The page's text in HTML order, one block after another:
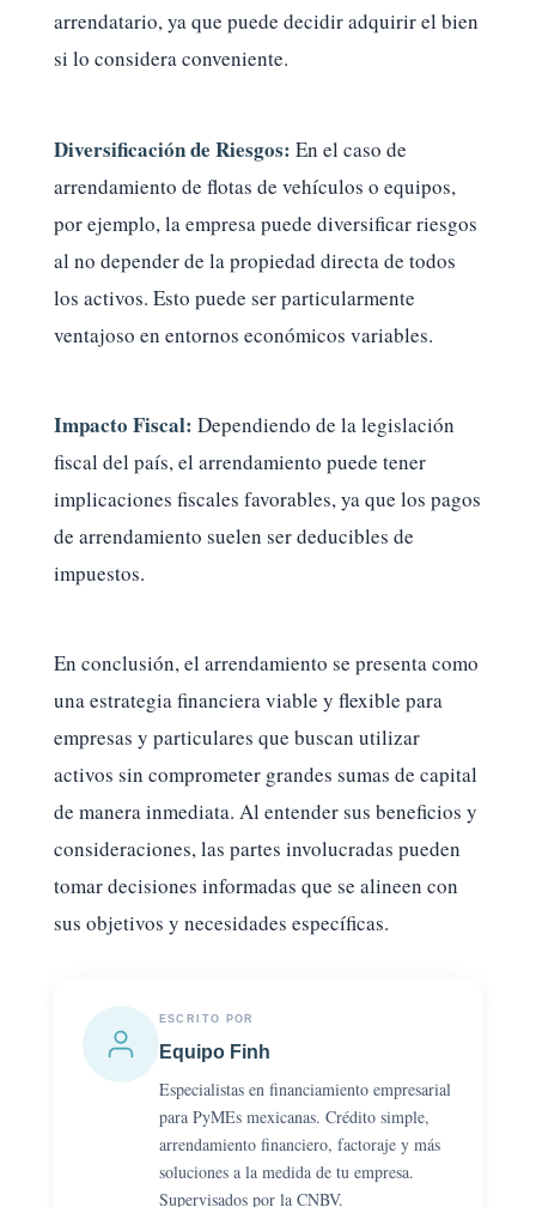
arrendatario, ya que puede decidir adquirir el bien
si lo considera conveniente.
Diversificación de Riesgos: En el caso de
arrendamiento de flotas de vehículos o equipos,
por ejemplo, la empresa puede diversificar riesgos
al no depender de la propiedad directa de todos
los activos. Esto puede ser particularmente
ventajoso en entornos económicos variables.
Impacto Fiscal: Dependiendo de la legislación
fiscal del país, el arrendamiento puede tener
implicaciones fiscales favorables, ya que los pagos
de arrendamiento suelen ser deducibles de
impuestos.
En conclusión, el arrendamiento se presenta como
una estrategia financiera viable y flexible para
empresas y particulares que buscan utilizar
activos sin comprometer grandes sumas de capital
de manera inmediata. Al entender sus beneficios y
consideraciones, las partes involucradas pueden
tomar decisiones informadas que se alineen con
sus objetivos y necesidades específicas.
ESCRITO POR
Equipo Finh
Especialistas en financiamiento empresarial
para PyMEs mexicanas. Crédito simple,
arrendamiento financiero, factoraje y más
soluciones a la medida de tu empresa.
Supervisados por la CNBV.